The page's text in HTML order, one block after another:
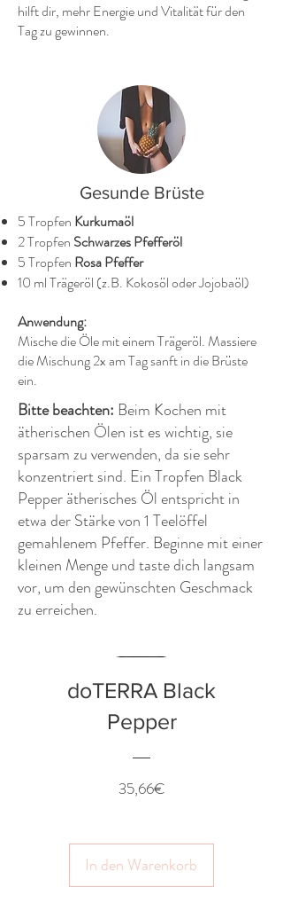
hilft dir, mehr Energie und Vitalität für den
Tag zu gewinnen.
Gesunde Brüste
5 Tropfen Kurkumaöl
2 Tropfen Schwarzes Pfefferöl
5 Tropfen Rosa Pfeffer
10 ml Trägeröl (z.B. Kokosöl oder Jojobaöl)
Anwendung:
Mische die Öle mit einem Trägeröl. Massiere
die Mischung 2x am Tag sanft in die Brüste
ein.
Bitte beachten: Beim Kochen mit
ätherischen Ölen ist es wichtig, sie
sparsam zu verwenden, da sie sehr
konzentriert sind. Ein Tropfen Black
Pepper ätherisches Öl entspricht in
etwa der Stärke von 1 Teelöffel
gemahlenem Pfeffer. Beginne mit einer
kleinen Menge und taste dich langsam
vor, um den gewünschten Geschmack
zu erreichen.
doTERRA Black
Pepper
35,66€Preis
In den Warenkorb